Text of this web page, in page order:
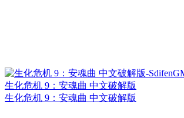
生化危机 9：安魂曲 中文破解版
生化危机 9：安魂曲 中文破解版